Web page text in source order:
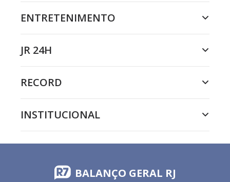
ENTRETENIMENTO
JR 24H
RECORD
INSTITUCIONAL
BALANÇO GERAL RJ